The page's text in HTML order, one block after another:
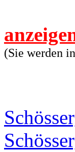
(Sie werden